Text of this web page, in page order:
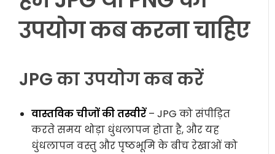
उपयोग कब करना चाहिए
JPG का उपयोग कब करें
वास्तविक चीजों की तस्वीरें– JPG को संपीड़ित
करते समय थोड़ा धुंधलापन होता है, और यह
धुंधलापन वस्तु और पृष्ठभूमि के बीच रेखाओं को